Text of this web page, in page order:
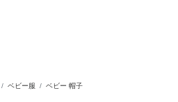
ベビー服 ベビー 帽子